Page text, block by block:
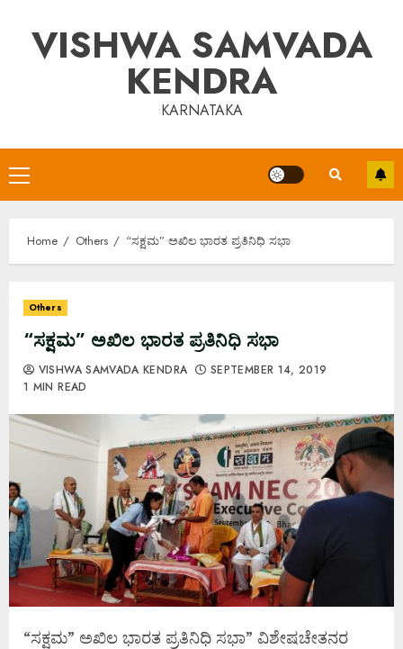
contentVISHWA SAMVADA
KENDRA
KARNATAKA
Primary
Menu
Home Others “ಸಕ್ಷಮ” ಅಖಿಲ ಭಾರತ ಪ್ರತಿನಿಧಿ ಸಭಾ
Others
“ಸಕ್ಷಮ” ಅಖಿಲ ಭಾರತ ಪ್ರತಿನಿಧಿ ಸಭಾ
VISHWA SAMVADA KENDRA
SEPTEMBER 14, 2019
1 MIN READ
“ಸಕ್ಷಮ” ಅಖಿಲ ಭಾರತ ಪ್ರತಿನಿಧಿ ಸಭಾ” ವಿಶೇಷಚೇತನರ